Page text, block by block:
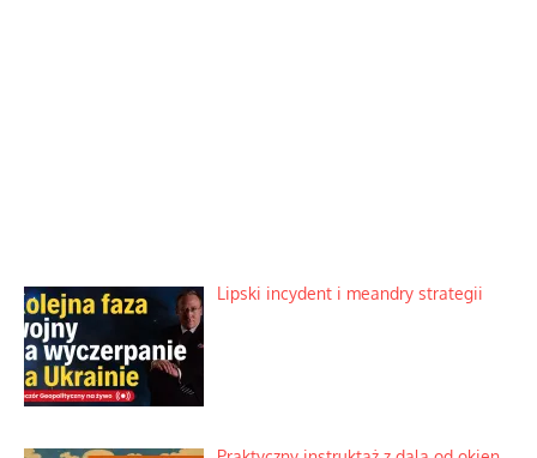
Lipski incydent i meandry strategii